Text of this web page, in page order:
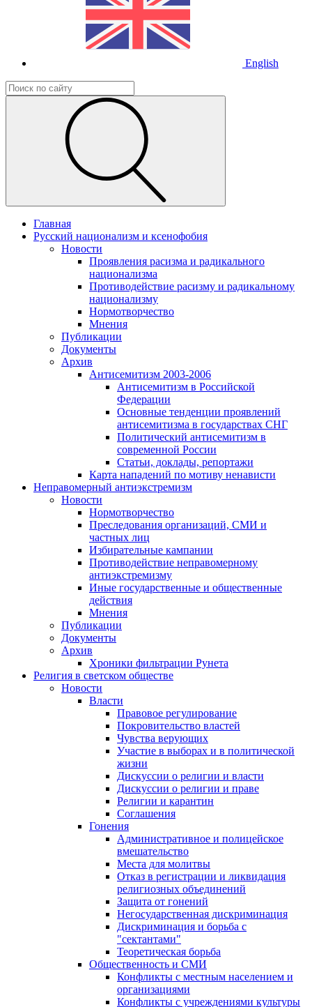
English
Главная
Русский национализм и ксенофобия
Новости
Проявления расизма и радикального
национализма
Противодействие расизму и радикальному
национализму
Нормотворчество
Мнения
Публикации
Документы
Архив
Антисемитизм 2003-2006
Антисемитизм в Российской
Федерации
Основные тенденции проявлений
антисемитизма в государствах СНГ
Политический антисемитизм в
современной России
Статьи, доклады, репортажи
Карта нападений по мотиву ненависти
Неправомерный антиэкстремизм
Новости
Нормотворчество
Преследования организаций, СМИ и
частных лиц
Избирательные кампании
Противодействие неправомерному
антиэкстремизму
Иные государственные и общественные
действия
Мнения
Публикации
Документы
Архив
Хроники фильтрации Рунета
Религия в светском обществе
Новости
Власти
Правовое регулирование
Покровительство властей
Чувства верующих
Участие в выборах и в политической
жизни
Дискуссии о религии и власти
Дискуссии о религии и праве
Религии и карантин
Соглашения
Гонения
Административное и полицейское
вмешательство
Места для молитвы
Отказ в регистрации и ликвидация
религиозных объединений
Защита от гонений
Негосударственная дискриминация
Дискриминация и борьба с
"сектантами"
Теоретическая борьба
Общественность и СМИ
Конфликты с местным населением и
организациями
Конфликты с учреждениями культуры